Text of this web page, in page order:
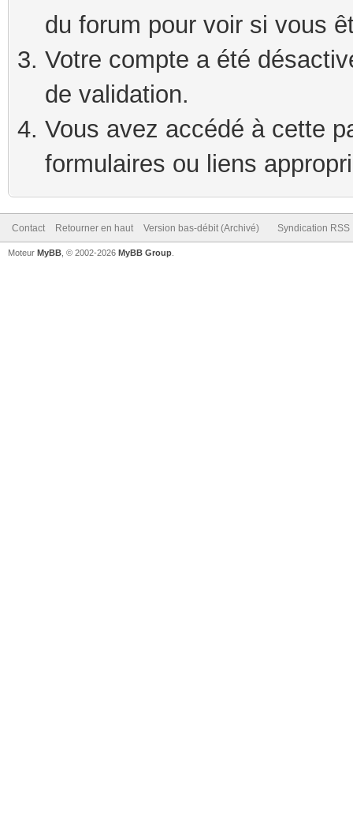
du forum pour voir si vous
Votre compte a été
de validation.
Vous avez accédé à cette
formulaires ou liens
Contact Retourner en haut Version bas-débit (Archivé) Syndication RSS
Moteur MyBB , © 2002-2026 MyBB Group